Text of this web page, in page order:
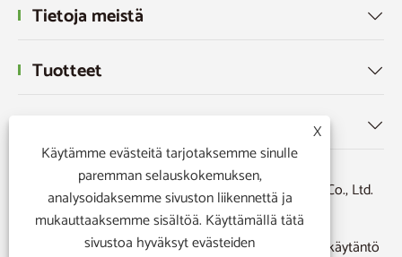
Tietoja meistä 
Tuotteet 

Copyright © 2026 Ningbo Powerr Plastic Products Co., Ltd.
Kaikki oikeudet pidätetään.
Sitemap | RSS | XML | Tietosuojakäytäntö
X
Käytämme evästeitä tarjotaksemme sinulle
paremman selauskokemuksen,
analysoidaksemme sivuston liikennettä ja
mukauttaaksemme sisältöä. Käyttämällä tätä
sivustoa hyväksyt evästeiden